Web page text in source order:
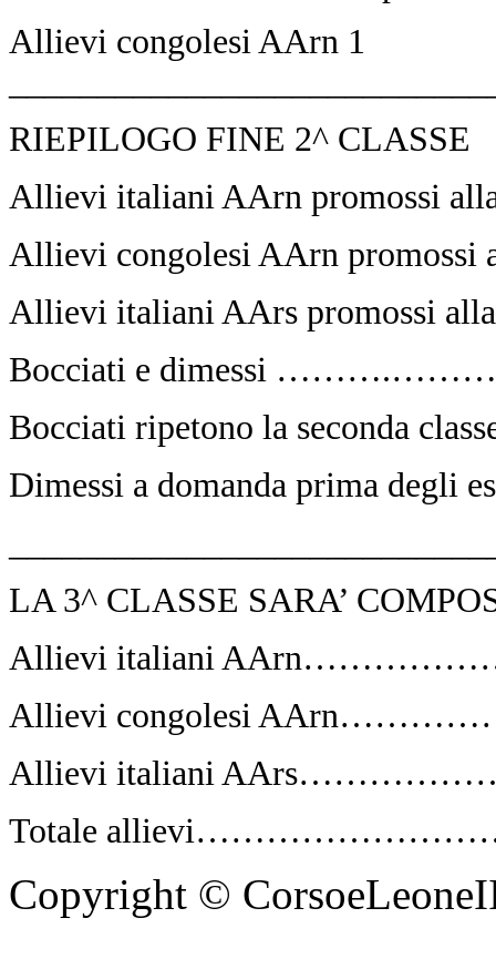
Allievi congolesi AArn 1
RIEPILOGO FINE 2^ CLASSE
Allievi italiani AArn promossi
Allievi congolesi AArn
Allievi italiani AArs promossi
Bocciati e dimessi
Bocciati ripetono la seconda
Dimessi a domanda prima degli
LA 3^ CLASSE SARA’
Allievi italiani
Allievi congolesi
Allievi italiani
Totale
Copyright ©